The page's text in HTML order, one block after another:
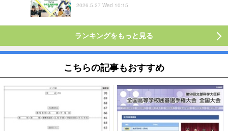
2026.5.27 Wed 10:15
ランキングをもっと見る
こちらの記事もおすすめ